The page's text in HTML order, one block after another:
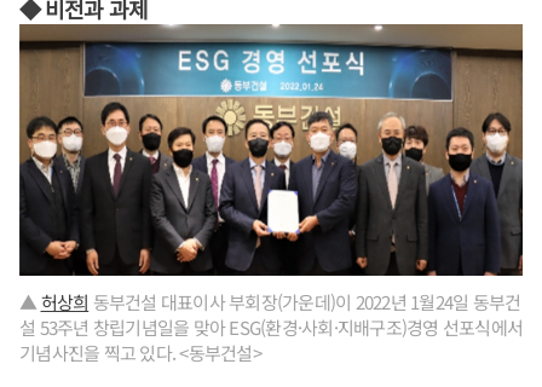
◆ 비전과 과제
▲허상희 동부건설 대표이사 부회장(가운데)이 2022년 1월24일 동부건
설 53주년 창립기념일을 맞아 ESG(환경·사회·지배구조)경영 선포식에서
기념사진을 찍고 있다. <동부건설>